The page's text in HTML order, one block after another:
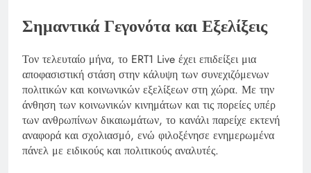
Σημαντικά Γεγονότα και Εξελίξεις
Τον τελευταίο μήνα, το ERT1 Live έχει επιδείξει μια
αποφασιστική στάση στην κάλυψη των συνεχιζόμενων
πολιτικών και κοινωνικών εξελίξεων στη χώρα. Με την
άνθηση των κοινωνικών κινημάτων και τις πορείες υπέρ
των ανθρωπίνων δικαιωμάτων, το κανάλι παρείχε εκτενή
αναφορά και σχολιασμό, ενώ φιλοξένησε ενημερωμένα
πάνελ με ειδικούς και πολιτικούς αναλυτές.